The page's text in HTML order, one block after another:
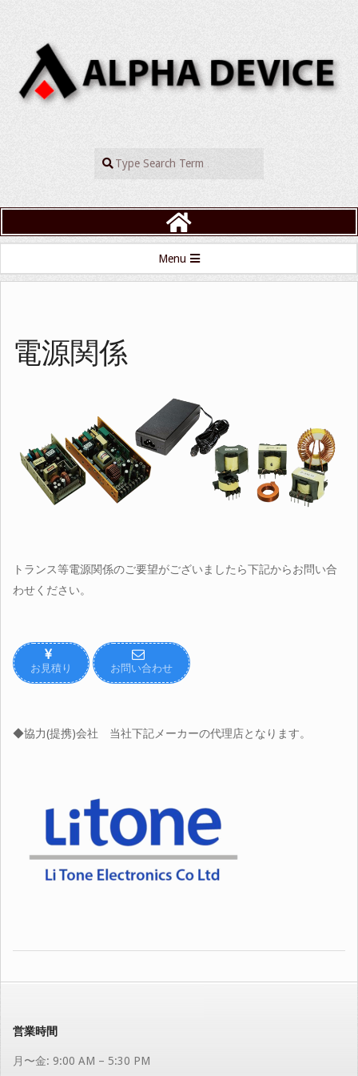
content
Search
Navigation
Menu
電源関係
トランス等電源関係のご要望がございましたら下記からお問い合
わせください。
お見積り お問い合わせ
◆協力(提携)会社 当社下記メーカーの代理店となります。
09-
営業時間
月〜金: 9:00 AM – 5:30 PM